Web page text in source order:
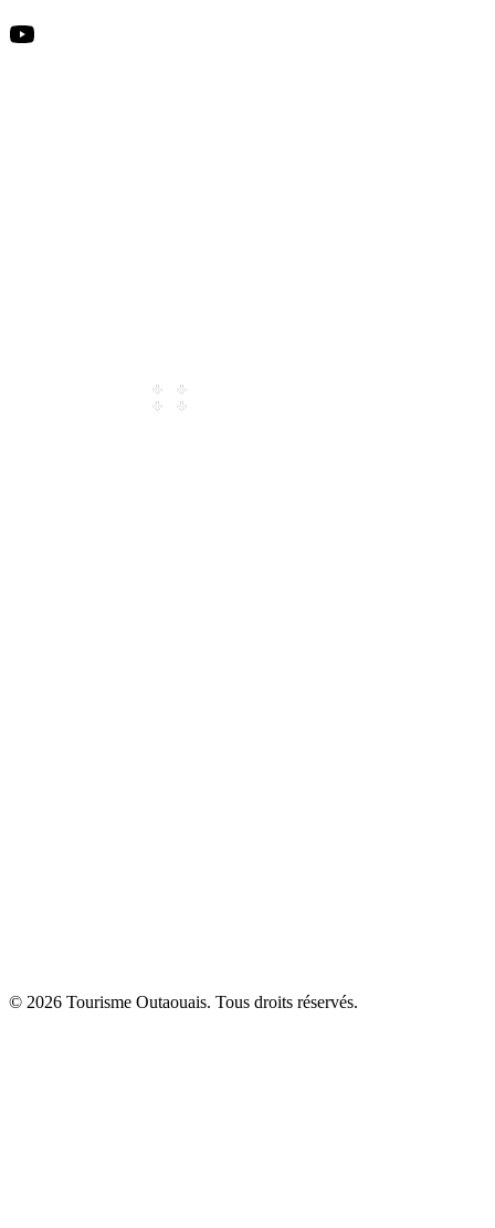
© 2026 Tourisme Outaouais. Tous droits réservés.